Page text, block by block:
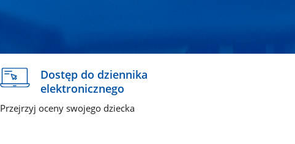
Dostęp do dziennika
elektronicznego
Przejrzyj oceny swojego dziecka